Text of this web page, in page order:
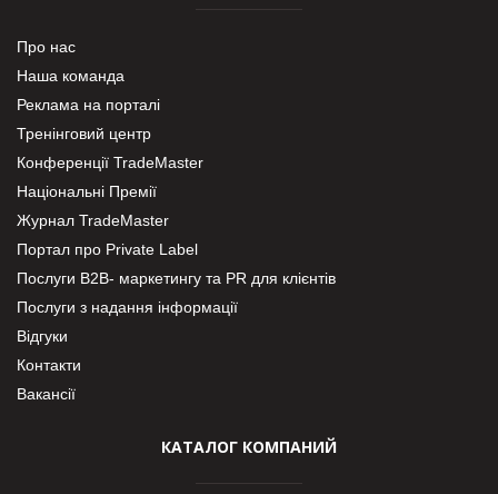
Про нас
Наша команда
Реклама на порталі
Тренінговий центр
Конференції TradeMaster
Національні Премії
Журнал TradeMaster
Портал про Private Label
Послуги В2В- маркетингу та PR для клієнтів
Послуги з надання інформації
Відгуки
Контакти
Вакансії
КАТАЛОГ КОМПАНИЙ